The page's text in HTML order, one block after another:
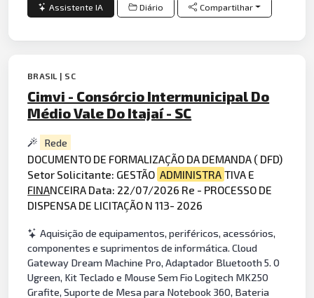
Assistente IA Diário Compartilhar
BRASIL | SC
Cimvi - Consórcio Intermunicipal Do
Médio Vale Do Itajaí - SC
Rede
DOCUMENTO DE FORMALIZAÇÃO DA DEMANDA ( DFD)
Setor Solicitante: GESTÃO ADMINISTRA TIVA E
FINANCEIRA Data: 22/07/2026 Re - PROCESSO DE
DISPENSA DE LICITAÇÃO N 113- 2026
Aquisição de equipamentos, periféricos, acessórios,
componentes e suprimentos de informática. Cloud
Gateway Dream Machine Pro, Adaptador Bluetooth 5. 0
Ugreen, Kit Teclado e Mouse Sem Fio Logitech MK250
Grafite, Suporte de Mesa para Notebook 360, Bateria